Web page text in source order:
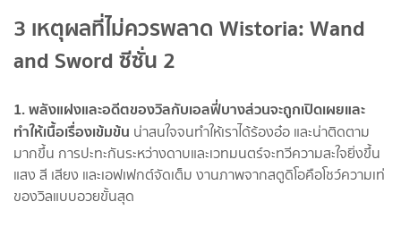
3 เหตุผลที่ไม่ควรพลาด Wistoria: Wand
and Sword ซีซั่น 2
1. พลังแฝงและอดีตของวิลกับเอลฟี่บางส่วนจะถูกเปิดเผยและ
ทำให้เนื้อเรื่องเข้มข้น น่าสนใจจนทำให้เราได้ร้องอ๋อ และน่าติดตาม
มากขึ้น การปะทะกันระหว่างดาบและเวทมนตร์จะทวีความสะใจยิ่งขึ้น
แสง สี เสียง และเอฟเฟกต์จัดเต็ม งานภาพจากสตูดิโอคือโชว์ความเท่
ของวิลแบบอวยขั้นสุด